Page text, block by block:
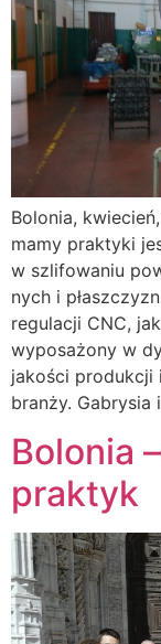
Bolonia,
mamy praktyki
w szlifowa­niu
nych i
regulacji CNC,
wyposażony w
jakości produkcji
branży. Gabrysia
Bolonia
praktyk